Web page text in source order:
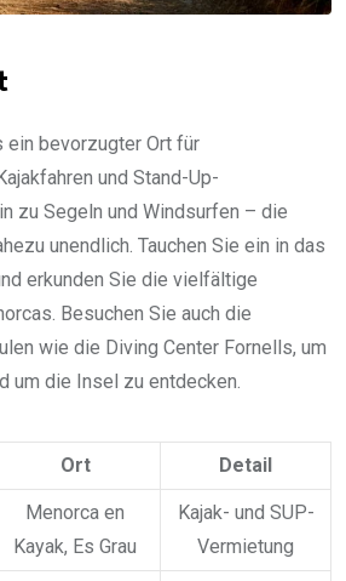
ein bevorzugter Ort für
und Stand-Up-
zu Segeln und Windsurfen – die
unendlich. Tauchen Sie ein in das
erkunden Sie die vielfältige
Besuchen Sie auch die
wie die Diving Center Fornells, um
um die Insel zu entdecken.
Ort Detail
Menorca en
Kayak, Es Grau
Kajak- und SUP-
Vermietung